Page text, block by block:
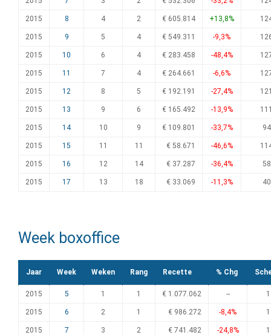
2015 8 4 2 € 605.814 +13,8%
2015 9 5 4 € 549.311 -9,3%
2015 10 6 4 € 283.458 -48,4%
2015 11 7 4 € 264.661 -6,6%
2015 12 8 5 € 192.191 -27,4%
2015 13 9 6 € 165.492 -13,9%
2015 14 10 9 € 109.801 -33,7% 94
2015 15 11 11 € 58.671 -46,6%
2015 16 12 14 € 37.287 -36,4% 58
2015 17 13 18 € 33.069 -11,3% 40
Week boxoffice
Jaar Week Weken Rang Recette % Chg
2015 5 1 1 € 1.077.062 --
2015 6 2 1 € 986.272 -8,4%
2015 7 3 2 € 741.482 -24,8%